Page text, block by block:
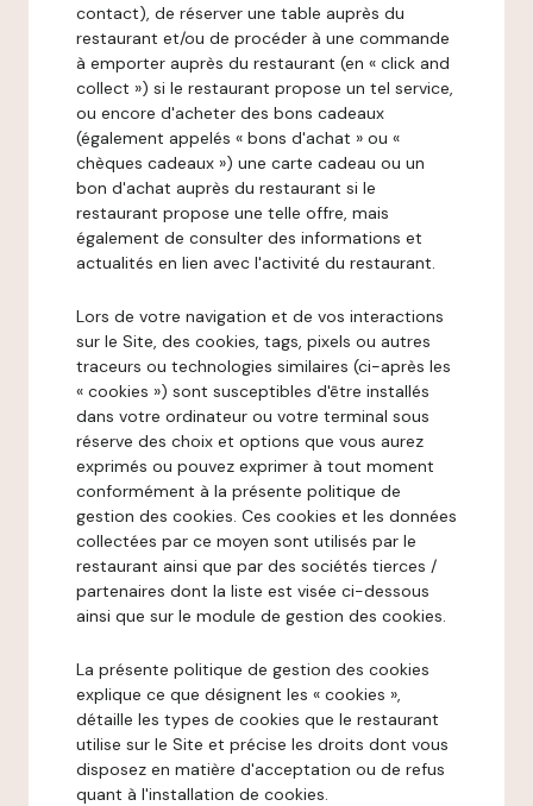
contact), de réserver une table auprès du
restaurant et/ou de procéder à une commande
à emporter auprès du restaurant (en « click and
collect ») si le restaurant propose un tel service,
ou encore d'acheter des bons cadeaux
(également appelés « bons d'achat » ou «
chèques cadeaux ») une carte cadeau ou un
bon d'achat auprès du restaurant si le
restaurant propose une telle offre, mais
également de consulter des informations et
actualités en lien avec l'activité du restaurant.
Lors de votre navigation et de vos interactions
sur le Site, des cookies, tags, pixels ou autres
traceurs ou technologies similaires (ci-après les
« cookies ») sont susceptibles d'être installés
dans votre ordinateur ou votre terminal sous
réserve des choix et options que vous aurez
exprimés ou pouvez exprimer à tout moment
conformément à la présente politique de
gestion des cookies. Ces cookies et les données
collectées par ce moyen sont utilisés par le
restaurant ainsi que par des sociétés tierces /
partenaires dont la liste est visée ci-dessous
ainsi que sur le module de gestion des cookies.
La présente politique de gestion des cookies
explique ce que désignent les « cookies »,
détaille les types de cookies que le restaurant
utilise sur le Site et précise les droits dont vous
disposez en matière d'acceptation ou de refus
quant à l'installation de cookies.